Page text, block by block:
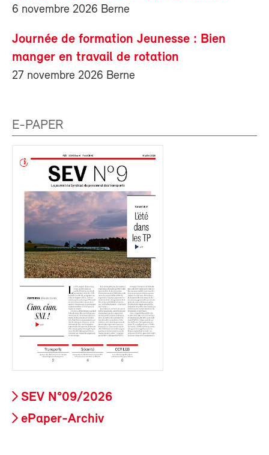
6 novembre 2026 Berne
Journée de formation Jeunesse : Bien
manger en travail de rotation
27 novembre 2026 Berne
E-PAPER
SEV N°09/2026
ePaper-Archiv